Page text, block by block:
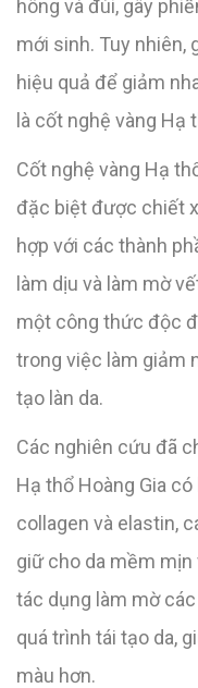
hông và đùi, gây
mới sinh. Tuy nhiên,
hiệu quả để giảm
là cốt nghệ vàng Hạ
Cốt nghệ vàng Hạ
đặc biệt được chiết
hợp với các thành
làm dịu và làm mờ
một công thức độc
trong việc làm giảm
tạo làn da.
Các nghiên cứu đã
Hạ thổ Hoàng Gia
collagen và elastin,
giữ cho da mềm
tác dụng làm mờ
quá trình tái tạo da,
màu hơn.